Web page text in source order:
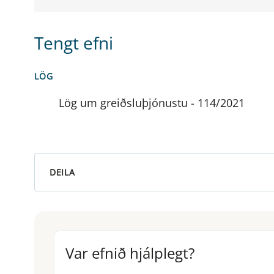
Tengt efni
LÖG
Lög um greiðsluþjónustu - 114/2021
DEILA
Var efnið hjálplegt?
Var efnið hjálplegt?